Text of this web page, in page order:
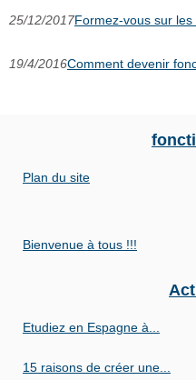
25/12/2017Formez-vous sur
19/4/2016Comment devenir
Plan du site
Bienvenue à tous !!!
Etudiez en Espagne à...
15 raisons de créer une...